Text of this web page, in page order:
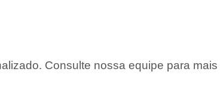
Consulte nossa equipe para